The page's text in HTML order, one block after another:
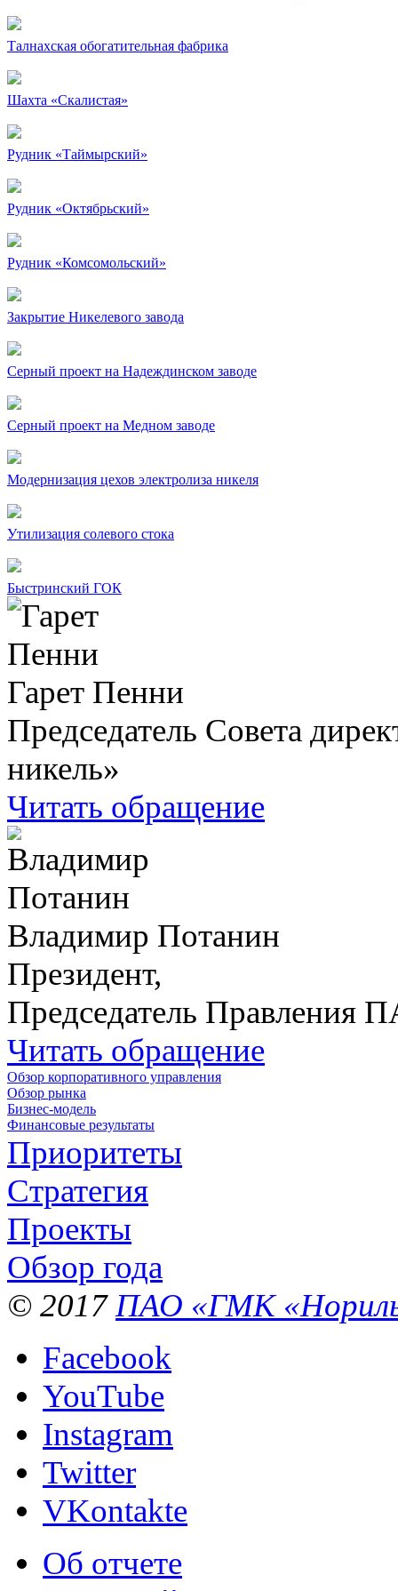
Талнахская обогатительная фабрика
Шахта «Скалистая»
Рудник «Таймырский»
Рудник «Октябрьский»
Рудник «Комсомольский»
Закрытие Никелевого завода
Серный проект на Надеждинском заводе
Серный проект на Медном заводе
Модернизация цехов электролиза никеля
Утилизация солевого стока
Быстринский ГОК
Гарет Пенни
Председатель Совета
никель»
Читать обращение
Владимир Потанин
Президент,
Председатель Правления
Читать обращение
Обзор корпоративного управления
Обзор рынка
Бизнес-модель
Финансовые результаты
Приоритеты
Стратегия
Проекты
Обзор года
© 2017 ПАО «ГМК
Facebook
YouTube
Instagram
Twitter
VKontakte
Об отчете